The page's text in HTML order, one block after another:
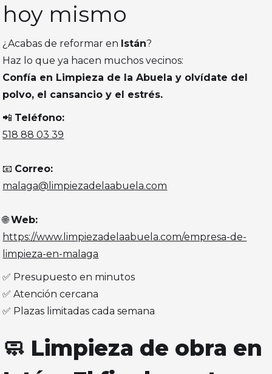
hoy mismo
¿Acabas de reformar en Istán?
Haz lo que ya hacen muchos vecinos:
Confía en Limpieza de la Abuela y olvídate del
polvo, el cansancio y el estrés.
📲 Teléfono:
518 88 03 39
📧 Correo:
malaga@limpiezadelaabuela.com
🌐Web:
https://www.limpiezadelaabuela.com/empresa-de-
limpieza-en-malaga
✅ Presupuesto en minutos
✅ Atención cercana
✅ Plazas limitadas cada semana
🧼 Limpieza de obra en